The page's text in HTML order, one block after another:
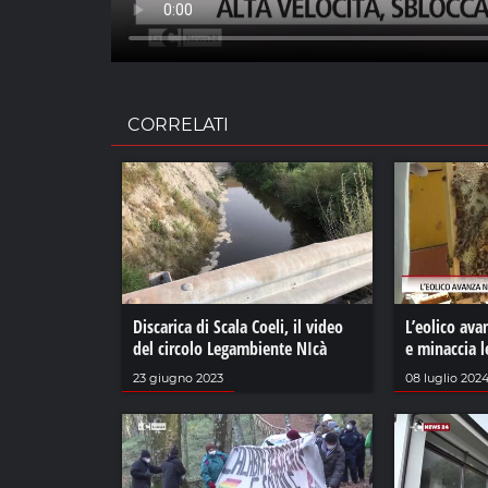
CORRELATI
Discarica di Scala Coeli, il video
del circolo Legambiente NIcà
23 giugno 2023
L’eolico
e minaccia
08 luglio 2024